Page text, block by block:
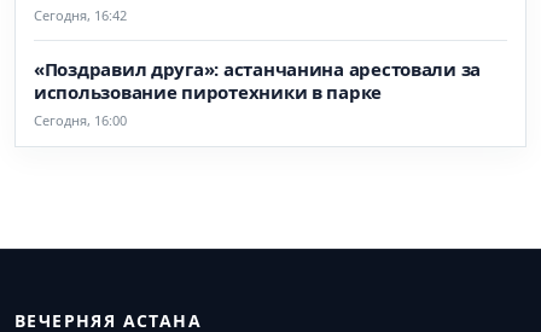
Сегодня, 16:42
«Поздравил друга»: астанчанина арестовали за
использование пиротехники в парке
Сегодня, 16:00
ВЕЧЕРНЯЯ АСТАНА